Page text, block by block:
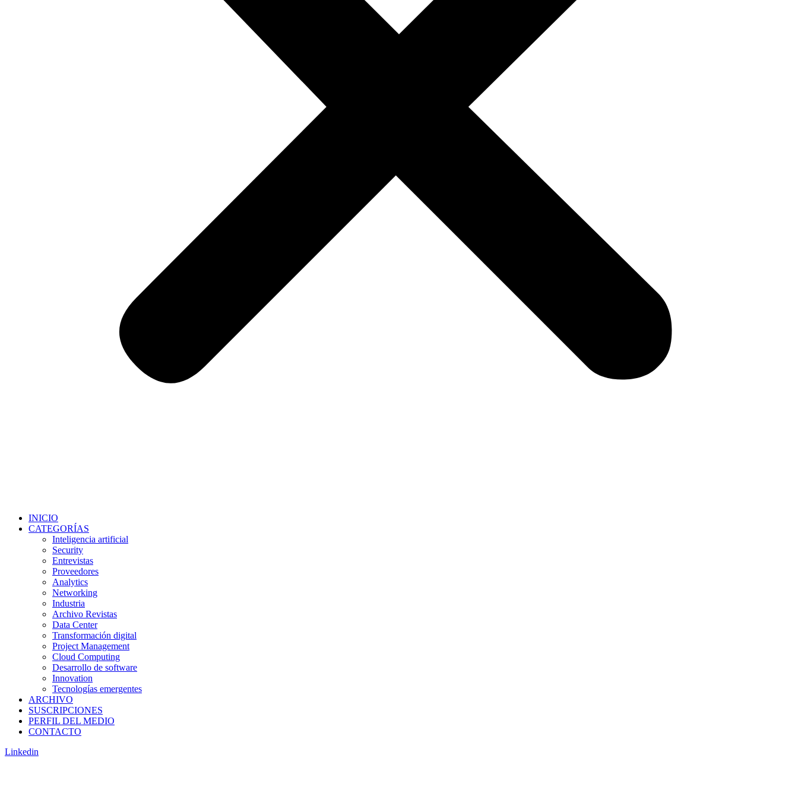
INICIO
CATEGORÍAS
Inteligencia artificial
Security
Entrevistas
Proveedores
Analytics
Networking
Industria
Archivo Revistas
Data Center
Transformación digital
Project Management
Cloud Computing
Desarrollo de software
Innovation
Tecnologías emergentes
ARCHIVO
SUSCRIPCIONES
PERFIL DEL MEDIO
CONTACTO
Linkedin